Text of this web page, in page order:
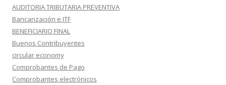
AUDITORIA TRIBUTARIA PREVENTIVA
Bancarización e ITF
BENEFICIARIO FINAL
Buenos Contribuyentes
circular economy
Comprobantes de Pago
Comprobantes electrónicos